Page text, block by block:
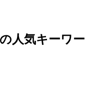
人気キーワー